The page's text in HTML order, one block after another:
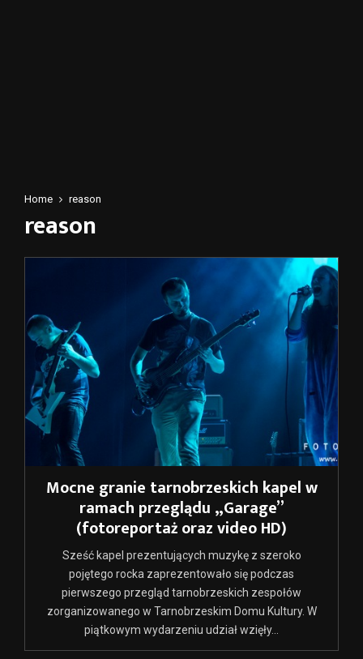
Home reason
reason
Mocne granie tarnobrzeskich kapel w
ramach przeglądu „Garage”
(fotoreportaż oraz video HD)
Sześć kapel prezentujących muzykę z szeroko
pojętego rocka zaprezentowało się podczas
pierwszego przegląd tarnobrzeskich zespołów
zorganizowanego w Tarnobrzeskim Domu Kultury. W
piątkowym wydarzeniu udział wzięły...